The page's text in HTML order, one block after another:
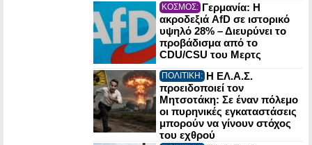
ΚΟΣΜΟΣ: Γερμανία: Η
ακροδεξιά AfD σε ιστορικό
υψηλό 28% – Διευρύνει το
προβάδισμα από το
CDU/CSU του Μερτς
ΠΟΛΙΤΙΚΗ: Η ΕΛ.Α.Σ.
προειδοποιεί τον
Μητσοτάκη: Σε έναν πόλεμο
οι πυρηνικές εγκαταστάσεις
μπορούν να γίνουν στόχος
του εχθρού